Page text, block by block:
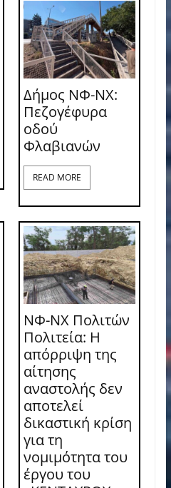
Δήμος ΝΦ-ΝΧ:
Πεζογέφυρα
οδού
Φλαβιανών
READ MORE
ΝΦ-ΝΧ Πολιτών
Πολιτεία: Η
απόρριψη της
αίτησης
αναστολής δεν
αποτελεί
δικαστική κρίση
για τη
νομιμότητα του
έργου του